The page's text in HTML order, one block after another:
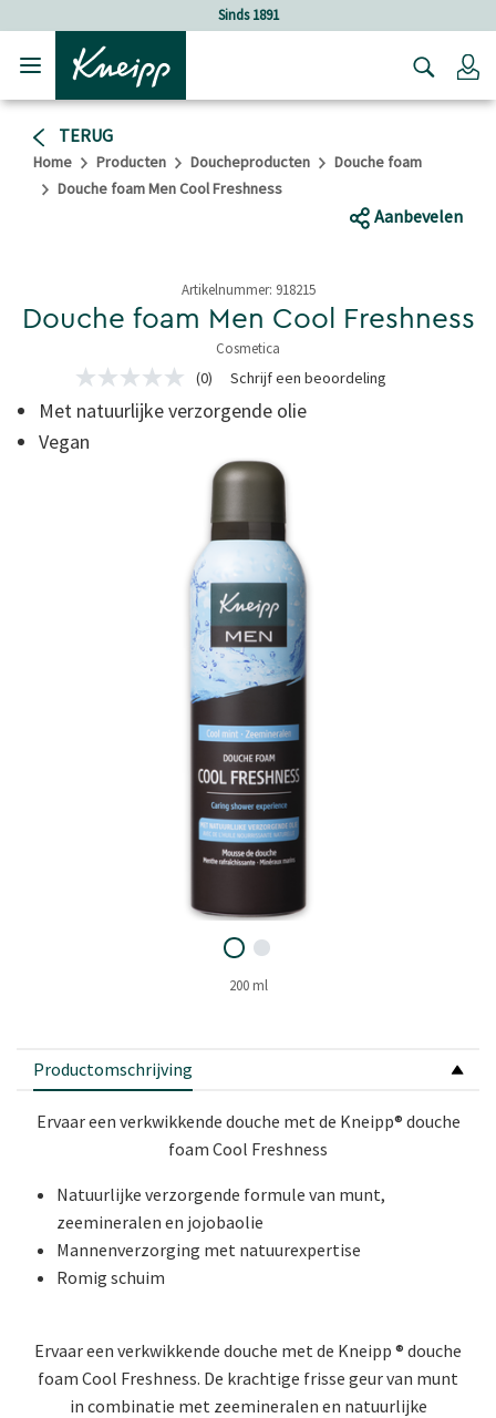
Verder gaan naar hoofdinhoud.Sinds 1891
TERUG
Home Producten Doucheproducten
Douche foam
Douche foam Men Cool Freshness
Aanbevelen
Artikelnummer: 918215
Douche foam Men Cool Freshness
Cosmetica
5 van 5 sterren
Geen
scorewaarde
Dezelfde
paginalink.
(0) Schrijf een beoordeling
Met natuurlijke verzorgende olie
Vegan
200 ml
Productomschrijving
Ervaar een verkwikkende douche met de Kneipp® douche
foam Cool Freshness
Natuurlijke verzorgende formule van munt,
zeemineralen en jojobaolie
Mannenverzorging met natuurexpertise
Romig schuim
Ervaar een verkwikkende douche met de Kneipp ® douche
foam Cool Freshness. De krachtige frisse geur van munt
in combinatie met zeemineralen en natuurlijke